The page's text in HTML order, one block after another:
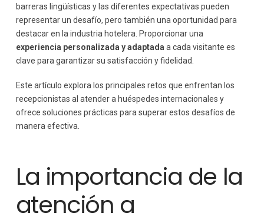
Uso de tecnología
Conocimiento de la cultura local
barreras lingüísticas y las diferentes expectativas pueden
representar un desafío, pero también una oportunidad para
destacar en la industria hotelera. Proporcionar una
experiencia personalizada y adaptada a cada visitante es
clave para garantizar su satisfacción y fidelidad.
Este artículo explora los principales retos que enfrentan los
recepcionistas al atender a huéspedes internacionales y
ofrece soluciones prácticas para superar estos desafíos de
manera efectiva.
La importancia de la
atención a